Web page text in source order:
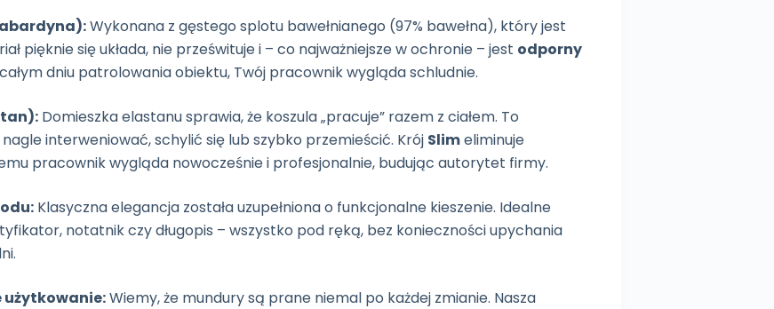
Wykonana z gęstego splotu bawełnianego (97% bawełna), który jest
pięknie się układa, nie prześwituje i – co najważniejsze w ochronie – jest odporny
dniu patrolowania obiektu, Twój pracownik wygląda schludnie.
Domieszka elastanu sprawia, że koszula „pracuje” razem z ciałem. To
interweniować, schylić się lub szybko przemieścić. Krój Slimeliminuje
pracownik wygląda nowocześnie i profesjonalnie, budując autorytet firmy.
Klasyczna elegancja została uzupełniona o funkcjonalne kieszenie. Idealne
notatnik czy długopis – wszystko pod ręką, bez konieczności upychania
użytkowanie:Wiemy, że mundury są prane niemal po każdej zmianie. Nasza